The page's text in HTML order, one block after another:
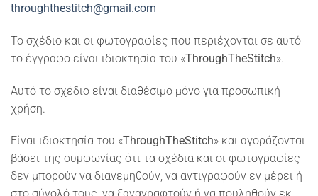
throughthestitch@gmail.com
Το σχέδιο και οι φωτογραφίες που περιέχονται σε αυτό
το έγγραφο είναι ιδιοκτησία του «ThroughTheStitch».
Αυτό το σχέδιο είναι διαθέσιμο μόνο για προσωπική
χρήση.
Είναι ιδιοκτησία του «ThroughTheStitch» και αγοράζονται
βάσει της συμφωνίας ότι τα σχέδια και οι φωτογραφίες
δεν μπορούν να διανεμηθούν, να αντιγραφούν εν μέρει ή